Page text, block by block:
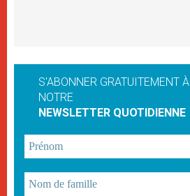
S'ABONNER GRATUITEMENT À
NOTRE
NEWSLETTER QUOTIDIENNE